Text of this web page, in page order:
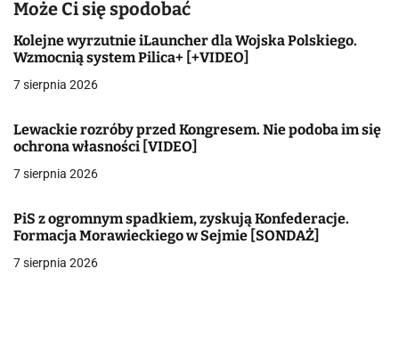
a
c
a
w
i
s
Może Ci się spodobać
Kolejne wyrzutnie iLauncher dla Wojska Polskiego.
Wzmocnią system Pilica+ [+VIDEO]
7 sierpnia 2026
Lewackie rozróby przed Kongresem. Nie podoba im się
ochrona własności [VIDEO]
7 sierpnia 2026
PiS z ogromnym spadkiem, zyskują Konfederacje.
Formacja Morawieckiego w Sejmie [SONDAŻ]
7 sierpnia 2026